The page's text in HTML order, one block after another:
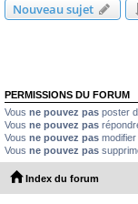
Nouveau sujet
PERMISSIONS DU FORUM
Vous ne pouvez pas poster
Vous ne pouvez pas
Vous ne pouvez pas
Vous ne pouvez pas
Index du forum